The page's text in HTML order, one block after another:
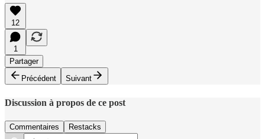
12
1
Partager
Précédent
Suivant
Discussion à propos de ce post
Commentaires Restacks